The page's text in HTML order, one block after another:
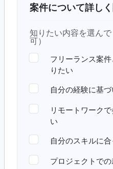
案件について詳し
知りたい内容を選ん
可）
フリーランス案
りたい
自分の経験に基
リモートワーク
い
自分のスキルに
プロジェクトで